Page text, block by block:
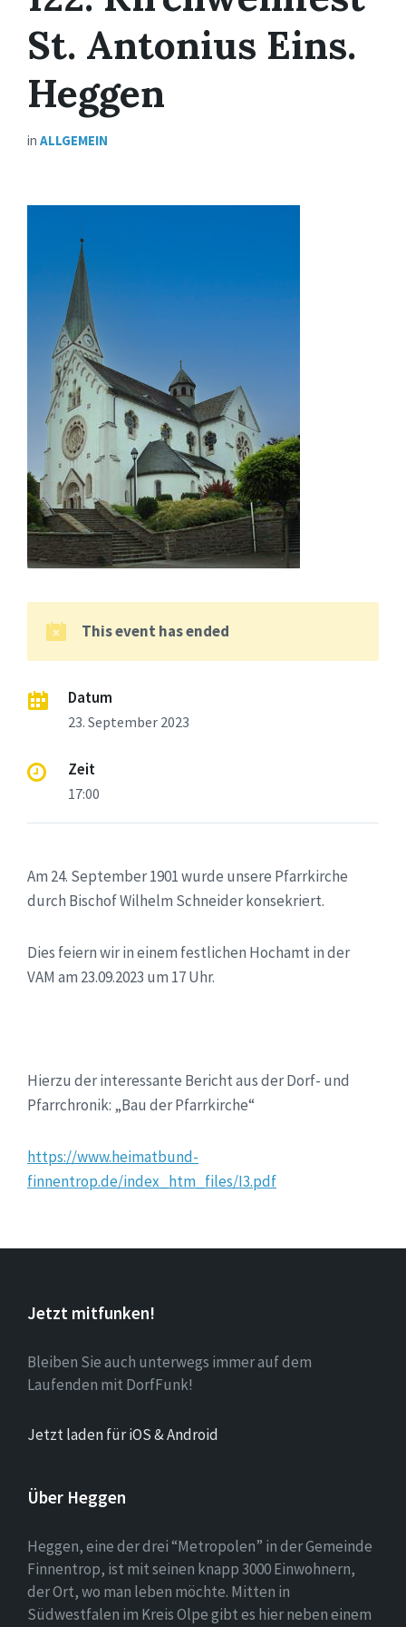
St. Antonius Eins.
Heggen
in ALLGEMEIN
This event has ended
Datum
23. September 2023
Zeit
17:00
Am 24. September 1901 wurde unsere Pfarrkirche
durch Bischof Wilhelm Schneider konsekriert.
Dies feiern wir in einem festlichen Hochamt in der
VAM am 23.09.2023 um 17 Uhr.
Hierzu der interessante Bericht aus der Dorf- und
Pfarrchronik: „Bau der Pfarrkirche“
https://www.heimatbund-
finnentrop.de/index_htm_files/I3.pdf
Jetzt mitfunken!
Bleiben Sie auch unterwegs immer auf dem
Laufenden mit DorfFunk!
Jetzt laden für iOS & Android
Über Heggen
Heggen, eine der drei “Metropolen” in der Gemeinde
Finnentrop, ist mit seinen knapp 3000 Einwohnern,
der Ort, wo man leben möchte. Mitten in
Südwestfalen im Kreis Olpe gibt es hier neben einem